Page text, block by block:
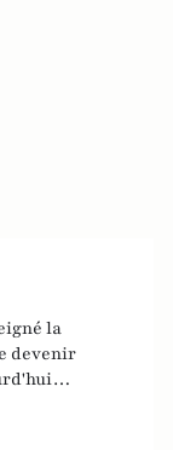
la
devenir